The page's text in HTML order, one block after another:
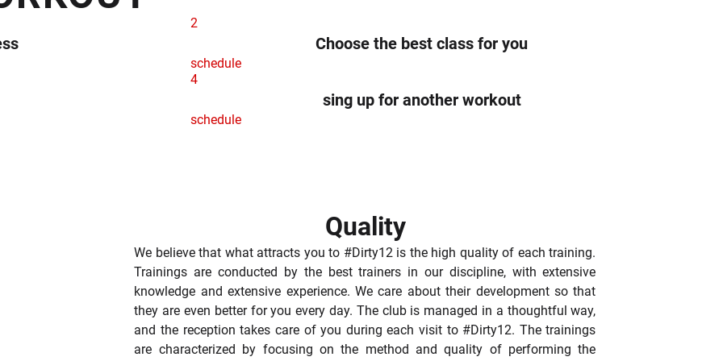
do szkolenia i rozwoju naszej kadry. Każdy z nich jest dyplomowanym trenerem CrossFit, a klub jest oficjalną
Dużą uwagę przykładamy do techniki i sposobu wykonywania ćwiczeń. Dodatkowo pomagamy
maksimum efektów.
i maksymalny progres!
W związku z tym nie wymagamy od Was umów członkowskich i długoterminowych zobowiązań
2
Choose the best class for you
schedule
4
sing up for another workout
schedule
Quality
We believe that what attracts you to #Dirty12 is the high quality of each training.
Trainings are conducted by the best trainers in our discipline, with extensive
knowledge and extensive experience. We care about their development so that
they are even better for you every day. The club is managed in a thoughtful way,
and the reception takes care of you during each visit to #Dirty12. The trainings
are characterized by focusing on the method and quality of performing the